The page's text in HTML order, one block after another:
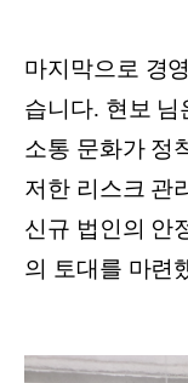
마지막으로 경
습니다. 현보 님
소통 문화가 정
저한 리스크 관
신규 법인의 안
의 토대를 마련